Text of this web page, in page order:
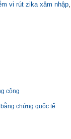
vi rút zika xâm nhập,
cộng
chứng quốc tế